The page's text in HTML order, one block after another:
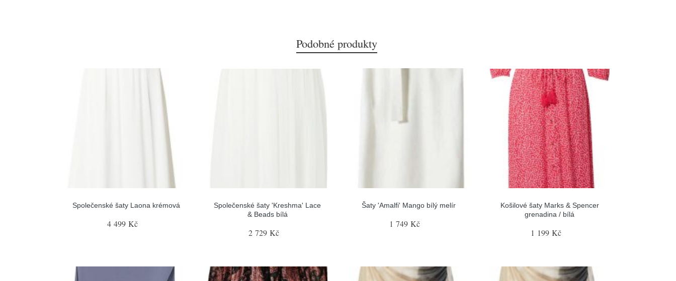
Podobné produkty
Společenské šaty Laona krémová
4 499 Kč
Společenské šaty 'Kreshma' Lace
& Beads bílá
2 729 Kč
Šaty 'Amalfi' Mango bílý melír
1 749 Kč
Košilové šaty Marks & Spencer
grenadina / bílá
1 199 Kč